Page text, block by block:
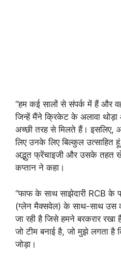
“हम कई सालों से संपर्क में हैं और
जिन्हें मैंने क्रिकेट के अलावा
अच्छी तरह से मिलते हैं। इसलिए,
लिए उनके लिए बिल्कुल
अद्भुत फ्रेंचाइजी और उसके तहत
कप्तान ने कहा।
“फाफ के साथ साझेदारी RCB के
(ग्लेन मैक्सवेल) के साथ-साथ उस
जा रही है जिसे हमने बरकरार
जो टीम बनाई है, जो मुझे लगता
जोड़ा।